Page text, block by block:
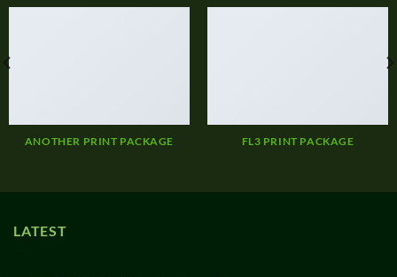
ANOTHER PRINT PACKAGE FL3 PRINT PACKAGE
LATEST